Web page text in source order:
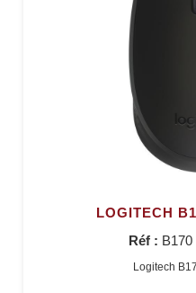
LOGITECH
Réf : B170
Logitech